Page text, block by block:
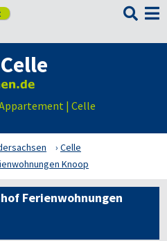

| Celle
Celle
Knoop
Ferienwohnungen